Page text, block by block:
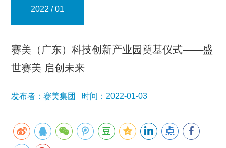
赛美化妆品 赛美医药
人事管理
领导团队 业务精英
新闻资讯
公众号资讯
2022 / 01
赛美（广东）科技创新产业园奠基仪式——盛
世赛美 启创未来
发布者：赛美集团 时间：2022-01-03